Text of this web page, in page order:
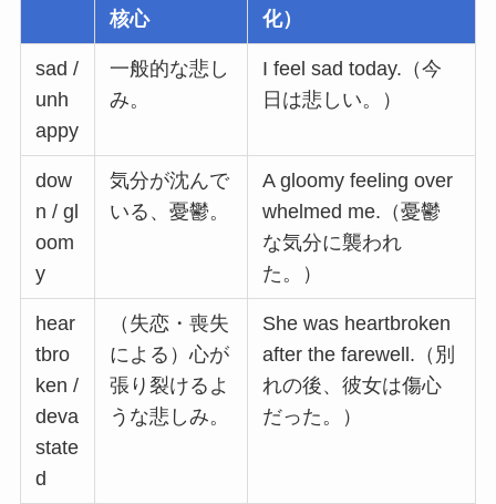
核心
化）
sad /
unh
appy
一般的な悲し
み。
I feel sad today.（今
日は悲しい。）
dow
n / gl
oom
y
気分が沈んで
いる、憂鬱。
A gloomy feeling over
whelmed me.（憂鬱
な気分に襲われ
た。）
hear
tbro
ken /
deva
state
d
（失恋・喪失
による）心が
張り裂けるよ
うな悲しみ。
She was heartbroken
after the farewell.（別
れの後、彼女は傷心
だった。）